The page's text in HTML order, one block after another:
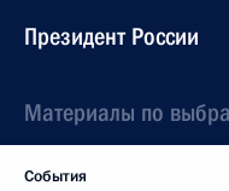
Президент России
Материалы по
События